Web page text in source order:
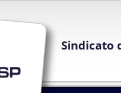
Sindicato